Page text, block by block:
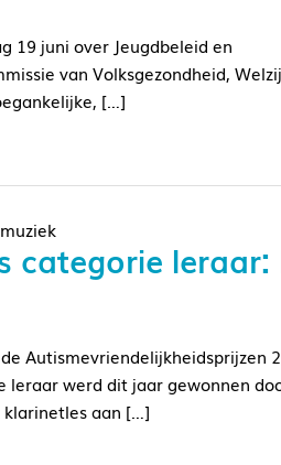
19 juni over Jeugdbeleid en
van Volksgezondheid,
[…]
categorie leraar:
Autismevriendelijkheidsprijzen
leraar werd dit jaar gewonnen
aan […]